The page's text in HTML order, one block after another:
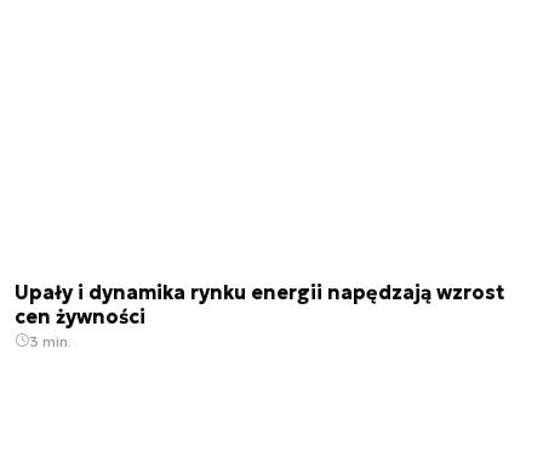
Upały i dynamika rynku energii napędzają wzrost
cen żywności
3 min.